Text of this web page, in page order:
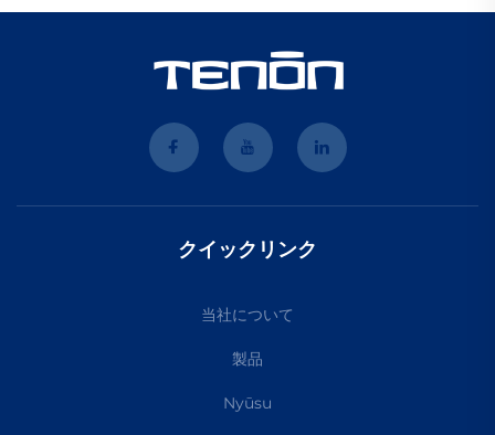
クイックリンク
当社について
製品
Nyūsu